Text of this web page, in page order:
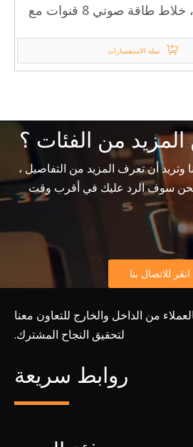
نظام الصوت GM8، خلاط طاقة صوتي 8 قنوات مع
سلة الاستفسارات
من الفئات ؟
وتريد أن تعرف المزيد من التفاصيل ،
سوف الرد عليك في أقرب وقت
انقر للاتصال بنا
من الداخل والخارج للتعاون معنا
لتحقيق النجاح المشترك.
روابط سريعة